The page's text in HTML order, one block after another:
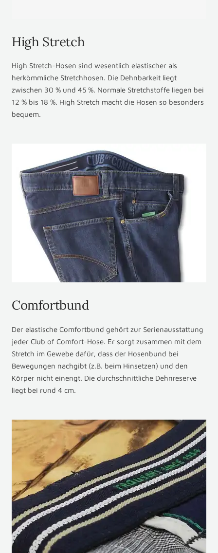
High Stretch
High Stretch-Hosen sind wesentlich elastischer als
herkömmliche Stretchhosen. Die Dehnbarkeit liegt
zwischen 30 % und 45 %. Normale Stretchstoffe liegen bei
12 % bis 18 %. High Stretch macht die Hosen so besonders
bequem.
Comfortbund
Der elastische Comfortbund gehört zur Serienausstattung
jeder Club of Comfort-Hose. Er sorgt zusammen mit dem
Stretch im Gewebe dafür, dass der Hosenbund bei
Bewegungen nachgibt (z.B. beim Hinsetzen) und den
Körper nicht einengt. Die durchschnittliche Dehnreserve
liegt bei rund 4 cm.